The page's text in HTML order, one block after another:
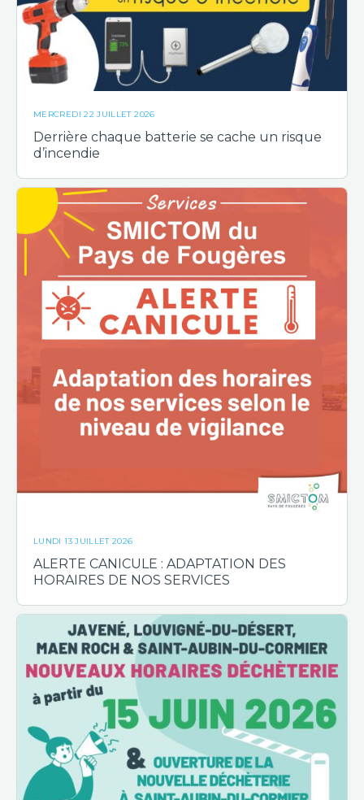
MERCREDI 22 JUILLET 2026
Derrière chaque batterie se cache un risque
d’incendie
LUNDI 13 JUILLET 2026
ALERTE CANICULE : ADAPTATION DES
HORAIRES DE NOS SERVICES